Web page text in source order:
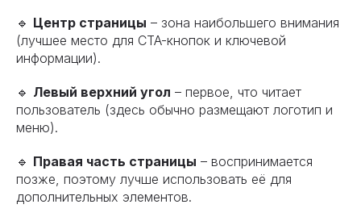
🔹 Центр страницы – зона наибольшего внимания
(лучшее место для CTA-кнопок и ключевой
информации).
🔹 Левый верхний угол – первое, что читает
пользователь (здесь обычно размещают логотип и
меню).
🔹 Правая часть страницы – воспринимается
позже, поэтому лучше использовать её для
дополнительных элементов.